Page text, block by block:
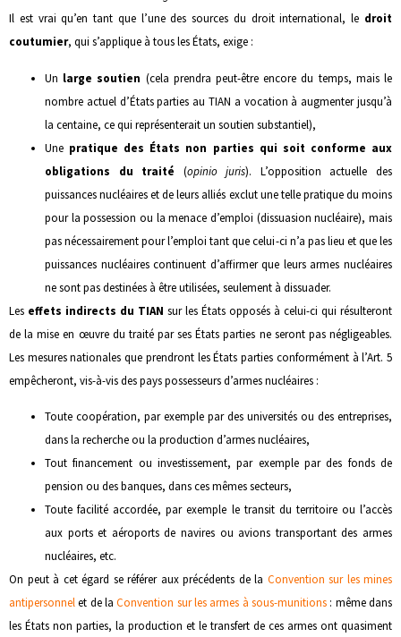
Il est vrai qu’en tant que l’une des sources du droit international, le droit
coutumier, qui s’applique à tous les États, exige :
Un large soutien (cela prendra peut-être encore du temps, mais le
nombre actuel d’États parties au TIAN a vocation à augmenter jusqu’à
la centaine, ce qui représenterait un soutien substantiel),
Une pratique des États non parties qui soit conforme aux
obligations du traité (opinio juris). L’opposition actuelle des
puissances nucléaires et de leurs alliés exclut une telle pratique du moins
pour la possession ou la menace d’emploi (dissuasion nucléaire), mais
pas nécessairement pour l’emploi tant que celui-ci n’a pas lieu et que les
puissances nucléaires continuent d’affirmer que leurs armes nucléaires
ne sont pas destinées à être utilisées, seulement à dissuader.
Les effets indirects du TIAN sur les États opposés à celui-ci qui résulteront
de la mise en œuvre du traité par ses États parties ne seront pas négligeables.
Les mesures nationales que prendront les États parties conformément à l’Art. 5
empêcheront, vis-à-vis des pays possesseurs d’armes nucléaires :
Toute coopération, par exemple par des universités ou des entreprises,
dans la recherche ou la production d’armes nucléaires,
Tout financement ou investissement, par exemple par des fonds de
pension ou des banques, dans ces mêmes secteurs,
Toute facilité accordée, par exemple le transit du territoire ou l’accès
aux ports et aéroports de navires ou avions transportant des armes
nucléaires, etc.
On peut à cet égard se référer aux précédents de la Convention sur les mines
antipersonnelet de laConvention sur les armes à sous-munitions : même dans
les États non parties, la production et le transfert de ces armes ont quasiment